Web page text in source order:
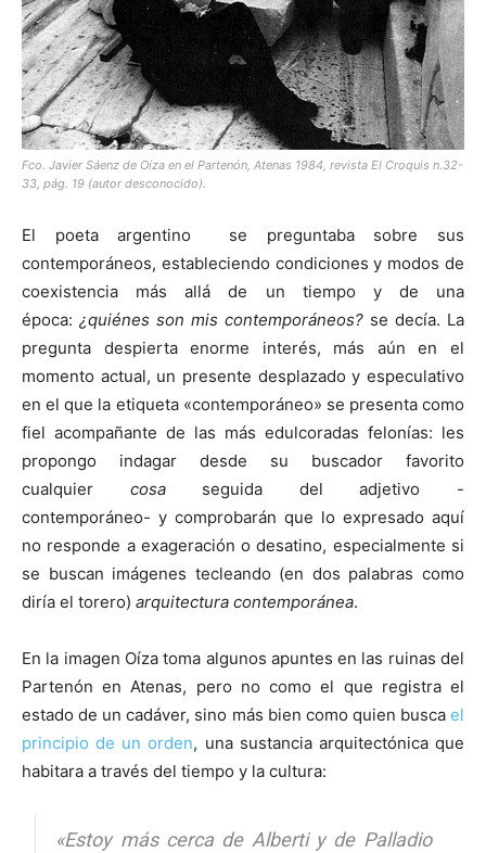
Fco. Javier Sáenz de Oíza en el Partenón, Atenas 1984, revista El Croquis n.32-
33, pág. 19 (autor desconocido).
El poeta argentino se preguntaba sobre sus
contemporáneos, estableciendo condiciones y modos de
coexistencia más allá de un tiempo y de una
época: ¿quiénes son mis contemporáneos? se decía. La
pregunta despierta enorme interés, más aún en el
momento actual, un presente desplazado y especulativo
en el que la etiqueta «contemporáneo» se presenta como
fiel acompañante de las más edulcoradas felonías: les
propongo indagar desde su buscador favorito
cualquier cosa seguida del adjetivo -
contemporáneo- y comprobarán que lo expresado aquí
no responde a exageración o desatino, especialmente si
se buscan imágenes tecleando (en dos palabras como
diría el torero) arquitectura contemporánea.
En la imagen Oíza toma algunos apuntes en las ruinas del
Partenón en Atenas, pero no como el que registra el
estado de un cadáver, sino más bien como quien busca el
principio de un orden, una sustancia arquitectónica que
habitara a través del tiempo y la cultura:
«Estoy más cerca de Alberti y de Palladio